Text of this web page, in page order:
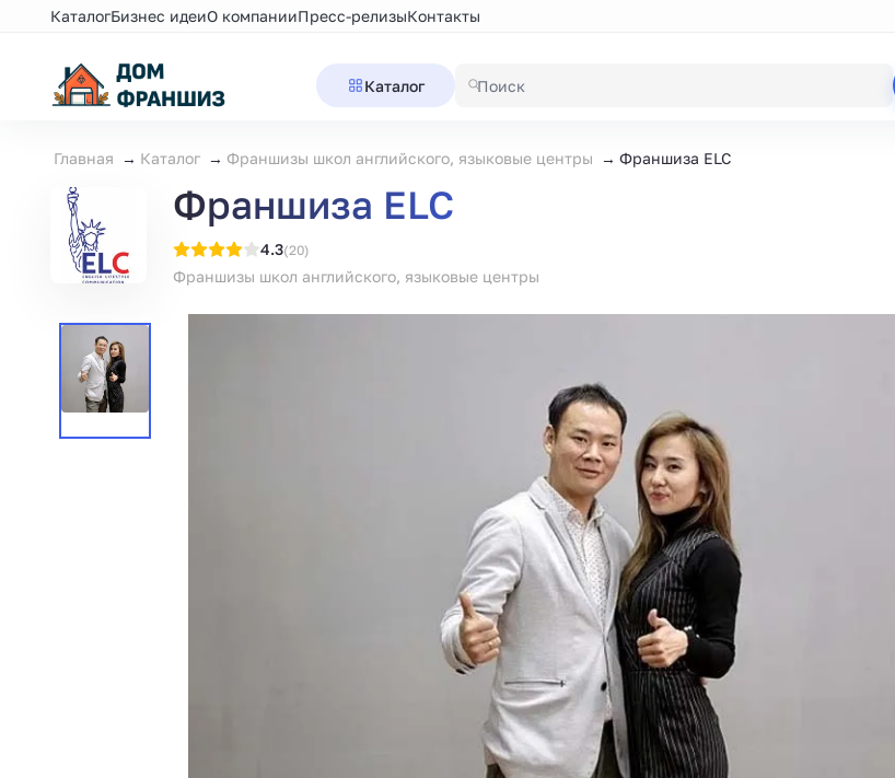
КаталогБизнес идеиО компанииПресс-релизыКонтакты
Каталог
Главная Каталог Франшизы школ английского, языковые центры Франшиза ELC
Франшиза ELC
4.3(20)
Франшизы школ английского, языковые центры